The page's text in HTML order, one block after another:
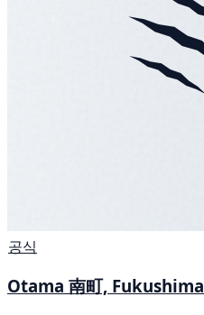
공식
Otama 南町, Fukushima